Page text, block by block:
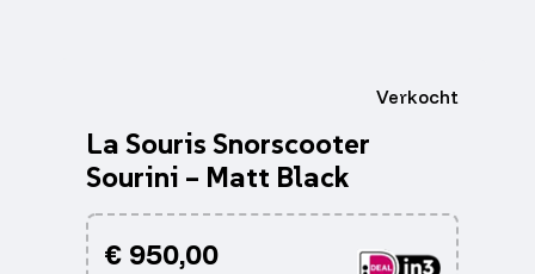
Verkocht
La Souris Snorscooter
Sourini – Matt Black
€950,00